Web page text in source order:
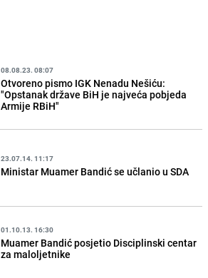
08.08.23. 08:07
Otvoreno pismo IGK Nenadu Nešiću:
"Opstanak države BiH je najveća pobjeda
Armije RBiH"
23.07.14. 11:17
Ministar Muamer Bandić se učlanio u SDA
01.10.13. 16:30
Muamer Bandić posjetio Disciplinski centar
za maloljetnike